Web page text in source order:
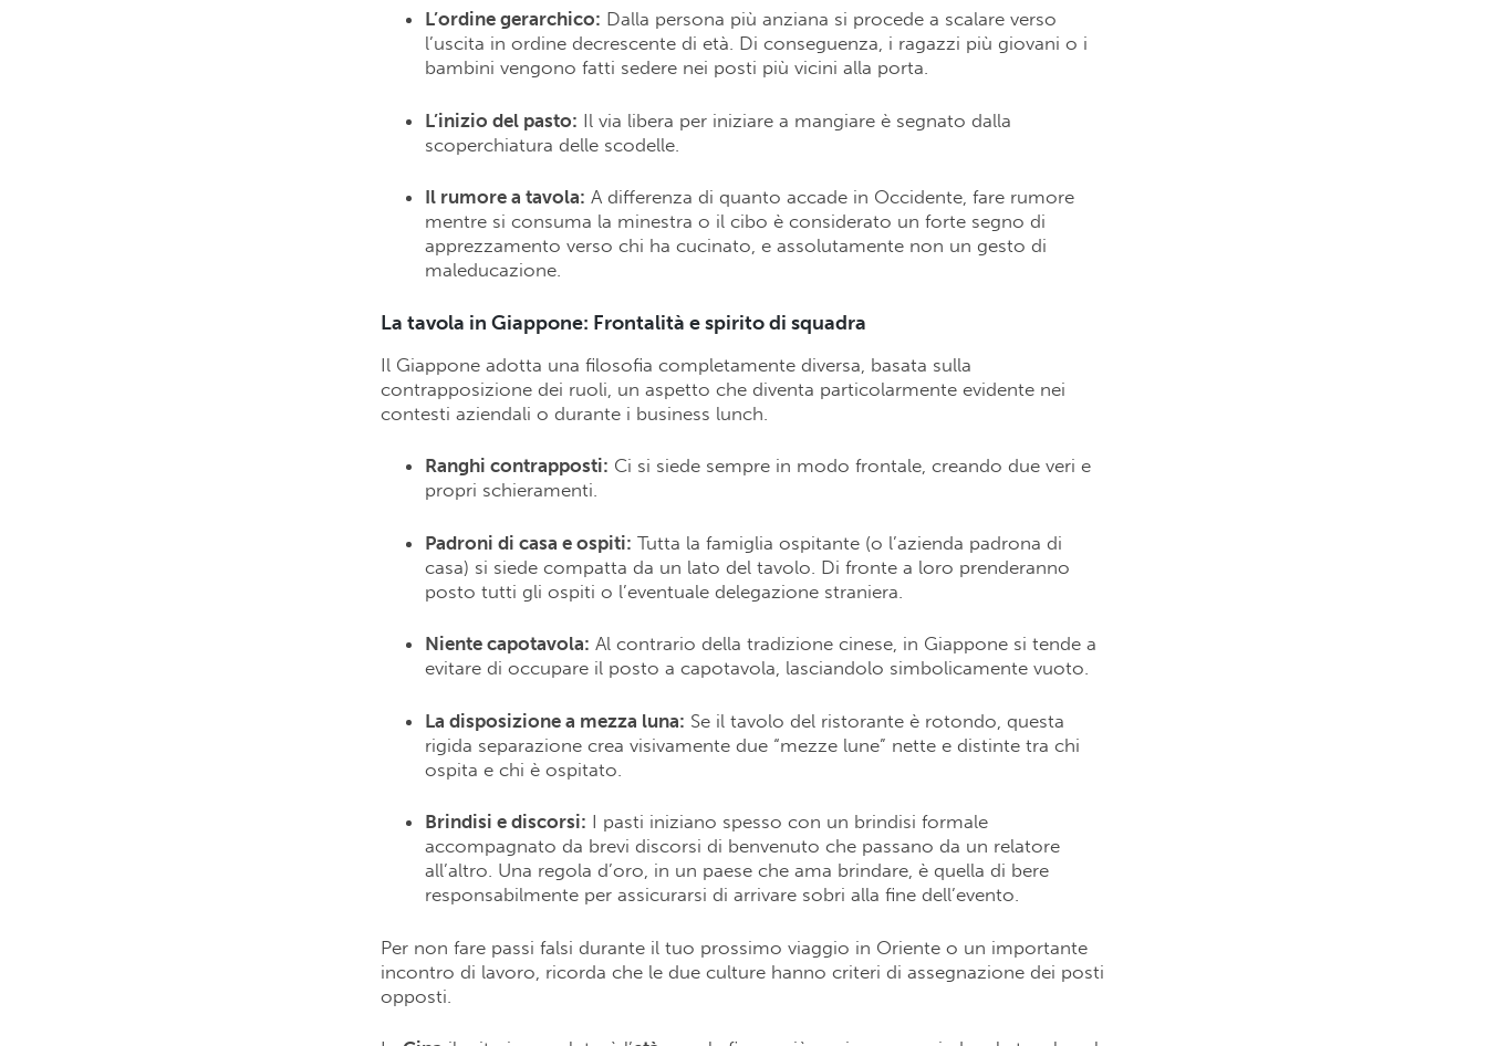
L’ordine gerarchico: Dalla persona più anziana si procede a scalare verso
l’uscita in ordine decrescente di età. Di conseguenza, i ragazzi più giovani o i
bambini vengono fatti sedere nei posti più vicini alla porta.
L’inizio del pasto: Il via libera per iniziare a mangiare è segnato dalla
scoperchiatura delle scodelle.
Il rumore a tavola: A differenza di quanto accade in Occidente, fare rumore
mentre si consuma la minestra o il cibo è considerato un forte segno di
apprezzamento verso chi ha cucinato, e assolutamente non un gesto di
maleducazione.
La tavola in Giappone: Frontalità e spirito di squadra
Il Giappone adotta una filosofia completamente diversa, basata sulla
contrapposizione dei ruoli, un aspetto che diventa particolarmente evidente nei
contesti aziendali o durante i business lunch.
Ranghi contrapposti: Ci si siede sempre in modo frontale, creando due veri e
propri schieramenti.
Padroni di casa e ospiti: Tutta la famiglia ospitante (o l’azienda padrona di
casa) si siede compatta da un lato del tavolo. Di fronte a loro prenderanno
posto tutti gli ospiti o l’eventuale delegazione straniera.
Niente capotavola: Al contrario della tradizione cinese, in Giappone si tende a
evitare di occupare il posto a capotavola, lasciandolo simbolicamente vuoto.
La disposizione a mezza luna: Se il tavolo del ristorante è rotondo, questa
rigida separazione crea visivamente due “mezze lune” nette e distinte tra chi
ospita e chi è ospitato.
Brindisi e discorsi: I pasti iniziano spesso con un brindisi formale
accompagnato da brevi discorsi di benvenuto che passano da un relatore
all’altro. Una regola d’oro, in un paese che ama brindare, è quella di bere
responsabilmente per assicurarsi di arrivare sobri alla fine dell’evento.
Per non fare passi falsi durante il tuo prossimo viaggio in Oriente o un importante
incontro di lavoro, ricorda che le due culture hanno criteri di assegnazione dei posti
opposti.